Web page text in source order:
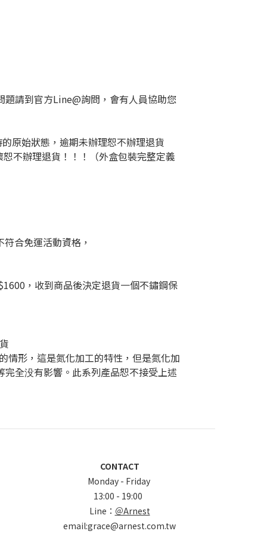
請到官方Line@詢問，會有人員協助您
原始狀態，逾期未辦理恕不辦理退貨
不辦理退貨！！！（外盒包裝完整定義
合免運活動資格，
1600 ， 收到商品後決定退貨一個不鏽鋼保
情形，這是氮化加工的特性，但是氮化加
全没有影響。此系列產品恕不接受上述
CONTACT
Monday - Friday
13:00 - 19:00
Line： ＠Arnest
email:grace@arnest.com.tw